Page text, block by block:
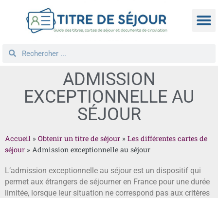
ADMISSION
EXCEPTIONNELLE AU
SÉJOUR
Accueil » Obtenir un titre de séjour » Les différentes cartes de
séjour » Admission exceptionnelle au séjour
L’admission exceptionnelle au séjour est un dispositif qui
permet aux étrangers de séjourner en France pour une durée
limitée, lorsque leur situation ne correspond pas aux critères